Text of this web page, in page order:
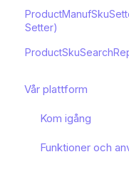
Setter)
Vår plattform
Kom igång
Funktioner och